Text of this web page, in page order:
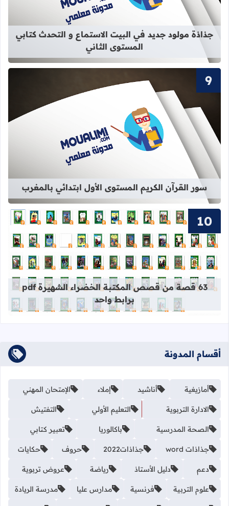
جذاذة مولود جديد في البيت الاستماع و التحدث كتابي
المستوى الثاني
قراءة المزيد عن سور القرآن الكريم
سور القرآن الكريم المستوى الأول ابتدائي بالمغرب
قراءة المزيد عن 63 قصة من قصص المكتبة الخضراء الشهيرة pdf برابط واحد
63 قصة من قصص المكتبة الخضراء الشهيرة pdf
برابط واحد
أقسام المدونة
أمازيغية أناشيد إملاء الإمتحان المهني
الادارة التربوية التعليم الأولي التفتيش
الصحة المدرسية باكالوريا تعبير كتابي
جذاذات word جذاذات2022 حروف حكايات
دعم دليل الأستاذ رياضة عروض تربوية
علوم التربية فرنسية مدارس عليا مدرسة الريادة